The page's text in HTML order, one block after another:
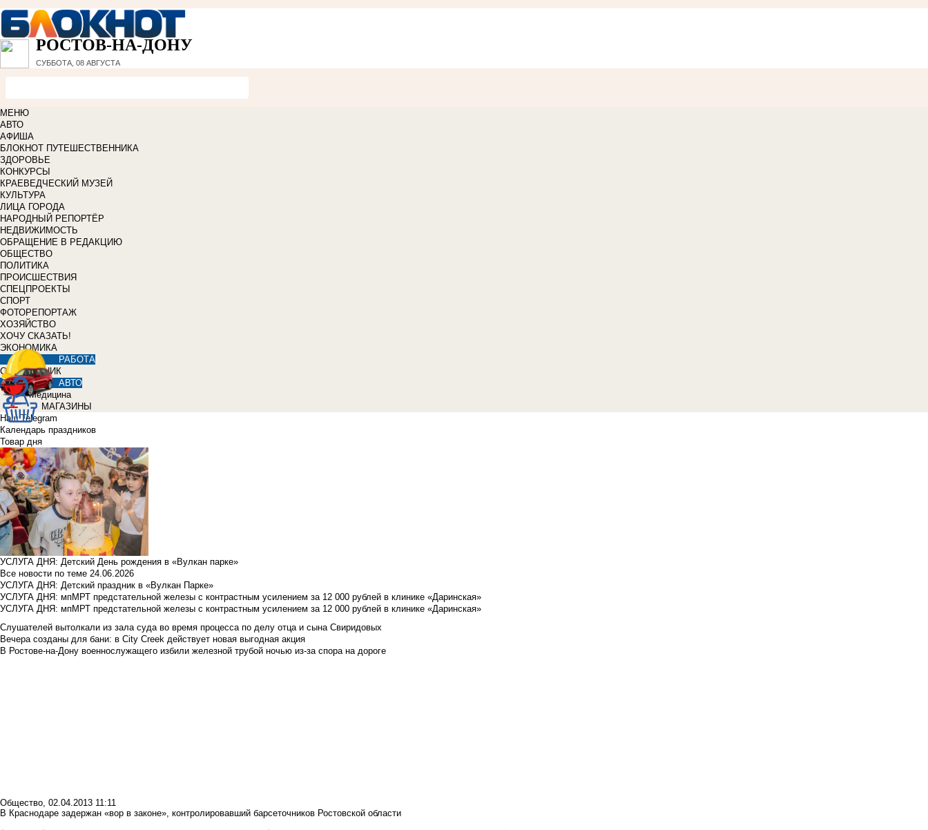
РОСТОВ-НА-ДОНУ
СУББОТА, 08 АВГУСТА
МЕНЮ
АВТО
АФИША
БЛОКНОТ ПУТЕШЕСТВЕННИКА
ЗДОРОВЬЕ
КОНКУРСЫ
КРАЕВЕДЧЕСКИЙ МУЗЕЙ
КУЛЬТУРА
ЛИЦА ГОРОДА
НАРОДНЫЙ РЕПОРТЁР
НЕДВИЖИМОСТЬ
ОБРАЩЕНИЕ В РЕДАКЦИЮ
ОБЩЕСТВО
ПОЛИТИКА
ПРОИСШЕСТВИЯ
СПЕЦПРОЕКТЫ
СПОРТ
ФОТОРЕПОРТАЖ
ХОЗЯЙСТВО
ХОЧУ СКАЗАТЬ!
ЭКОНОМИКА
РАБОТА
СПРАВОЧНИК
АВТО
Медицина
МАГАЗИНЫ
Наш Telegram
Календарь праздников
Товар дня
УСЛУГА ДНЯ: Детский День рождения в «Вулкан парке»
Все новости по теме 24.06.2026
УСЛУГА ДНЯ: Детский праздник в «Вулкан Парке»
УСЛУГА ДНЯ: мпМРТ предстательной железы с контрастным усилением за 12 000 рублей в клинике «Даринская»
УСЛУГА ДНЯ: мпМРТ предстательной железы с контрастным усилением за 12 000 рублей в клинике «Даринская»
Слушателей вытолкали из зала суда во время процесса по делу отца и сына Свиридовых
Вечера созданы для бани: в City Creek действует новая выгодная акция
В Ростове-на-Дону военнослужащего избили железной трубой ночью из-за спора на дороге
Общество, 02.04.2013 11:11
В Краснодаре задержан «вор в законе», контролировавший барсеточников Ростовской области